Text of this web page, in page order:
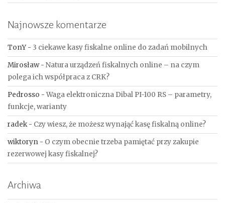
Najnowsze komentarze
TonY- 3 ciekawe kasy fiskalne online do zadań mobilnych
Mirosław- Natura urządzeń fiskalnych online – na czym
polega ich współpraca z CRK?
Pedrosso -Waga elektroniczna Dibal PI-100 RS – parametry,
funkcje, warianty
radek- Czy wiesz, że możesz wynająć kasę fiskalną online?
wiktoryn - O czym obecnie trzeba pamiętać przy zakupie
rezerwowej kasy fiskalnej?
Archiwa